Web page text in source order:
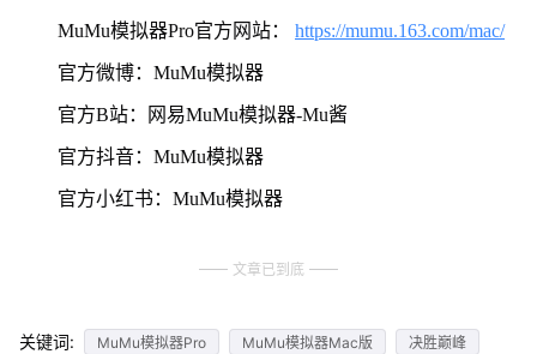
MuMu模拟器Pro官方网站： https://mumu.163.com/mac/
官方微博：MuMu模拟器
官方B站：网易MuMu模拟器-Mu酱
官方抖音：MuMu模拟器
官方小红书：MuMu模拟器
文章已到底
关键词: MuMu模拟器Pro MuMu模拟器Mac版
决胜巅峰